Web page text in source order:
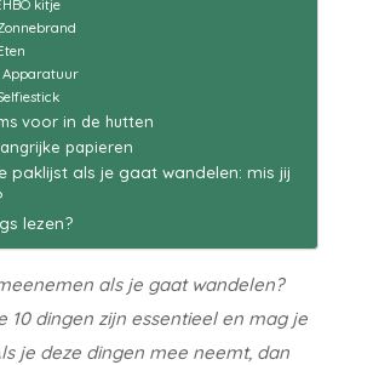
kitje
Apparatuur
voor in de hutten
papieren
paklijst als je gaat wandelen: mis jij
lezen?
als je gaat wandelen?
10 dingen zijn essentieel en mag je
je deze dingen mee neemt, dan